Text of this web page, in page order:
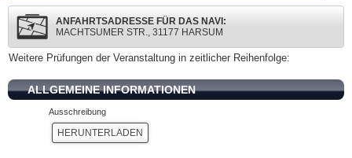
ANFAHRTSADRESSE FÜR DAS NAVI:
MACHTSUMER STR., 31177 HARSUM
Weitere Prüfungen der Veranstaltung in zeitlicher Reihenfolge:
ALLGEMEINE INFORMATIONEN
Ausschreibung
HERUNTERLADEN